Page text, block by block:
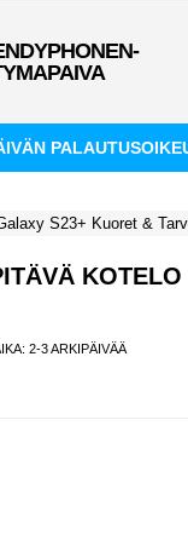
S23+ Kuoret &
2-3 ARKIPÄIVÄÄ